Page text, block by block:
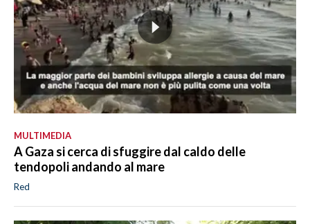
MULTIMEDIA
A Gaza si cerca di sfuggire dal caldo delle
tendopoli andando al mare
Red